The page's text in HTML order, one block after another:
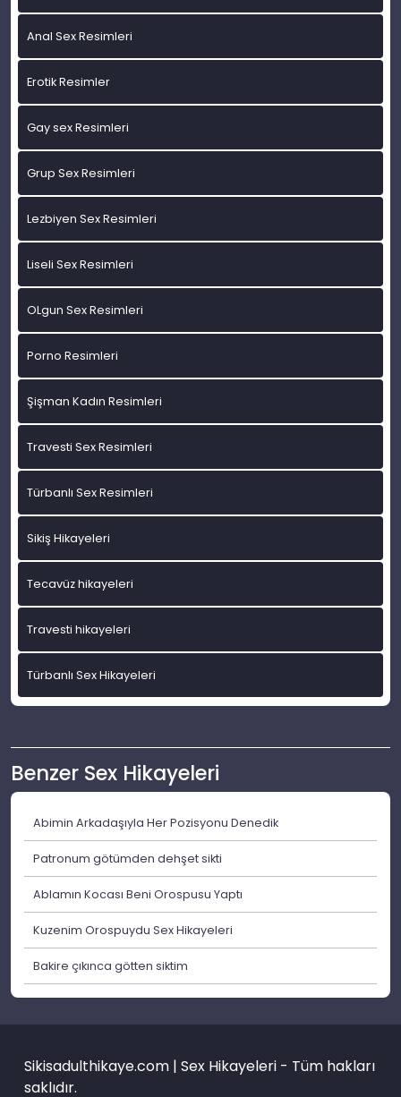
Anal Sex Resimleri
Erotik Resimler
Gay sex Resimleri
Grup Sex Resimleri
Lezbiyen Sex Resimleri
Liseli Sex Resimleri
OLgun Sex Resimleri
Porno Resimleri
Şişman Kadın Resimleri
Travesti Sex Resimleri
Türbanlı Sex Resimleri
Sikiş Hikayeleri
Tecavüz hikayeleri
Travesti hikayeleri
Türbanlı Sex Hikayeleri
Benzer Sex Hikayeleri
Abimin Arkadaşıyla Her Pozisyonu Denedik
Patronum götümden dehşet sikti
Ablamın Kocası Beni Orospusu Yaptı
Kuzenim Orospuydu Sex Hikayeleri
Bakire çıkınca götten siktim
Sikisadulthikaye.com | Sex Hikayeleri - Tüm hakları
saklıdır.